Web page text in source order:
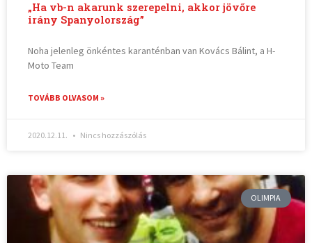
„Ha vb-n akarunk szerepelni, akkor jövőre
irány Spanyolország”
Noha jelenleg önkéntes karanténban van Kovács Bálint, a H-
Moto Team
TOVÁBB OLVASOM »
2020.12.11. Nincs hozzászólás
OLIMPIA